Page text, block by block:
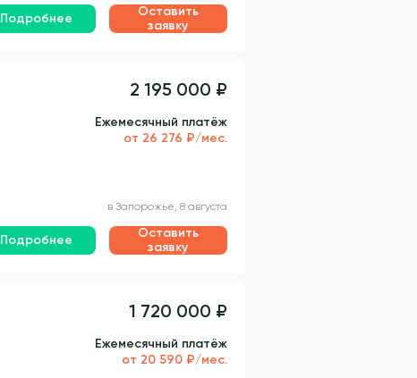
Подробнее
Оставить
заявку
2 195 000 ₽
Ежемесячный платёж
от 26 276 ₽/мес.
в Запорожье, 8 августа
Подробнее
Оставить
заявку
1 720 000 ₽
Ежемесячный платёж
от 20 590 ₽/мес.